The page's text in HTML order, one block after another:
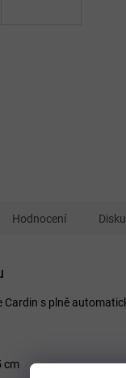
Hodnocení
Cardin s plně
cm